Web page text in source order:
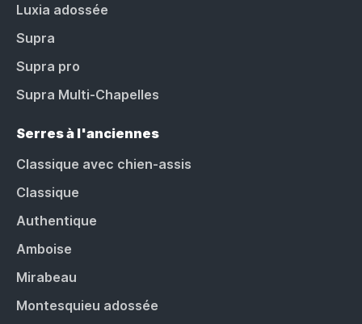
Luxia adossée
Supra
Supra pro
Supra Multi-Chapelles
Serres à l'anciennes
Classique avec chien-assis
Classique
Authentique
Amboise
Mirabeau
Montesquieu adossée